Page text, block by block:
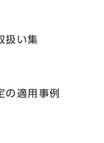
い集
適用事例